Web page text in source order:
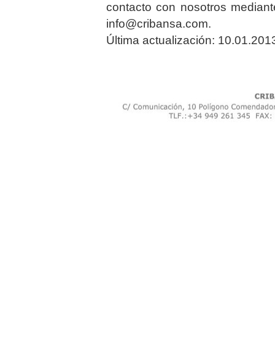
contacto con nosotros
info@cribansa.com.
Última actualización: